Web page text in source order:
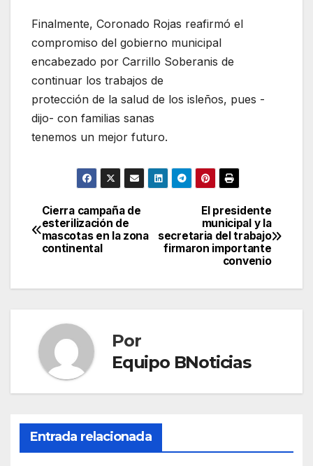
Finalmente, Coronado Rojas reafirmó el
compromiso del gobierno municipal
encabezado por Carrillo Soberanis de
continuar los trabajos de
protección de la salud de los isleños, pues -
dijo- con familias sanas
tenemos un mejor futuro.
Navegación
de
El presidente
municipal y la
secretaria del trabajo
firmaron importante
convenio
Cierra campaña de
esterilización de
mascotas en la zona
continental
Por
Equipo BNoticias
Entrada relacionada